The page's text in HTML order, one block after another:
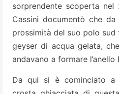
sorprendente scoperta
Cassini documentò che
prossimità del suo polo
geyser di acqua gelata,
andavano a formare l’anello
Da qui si è cominciato a